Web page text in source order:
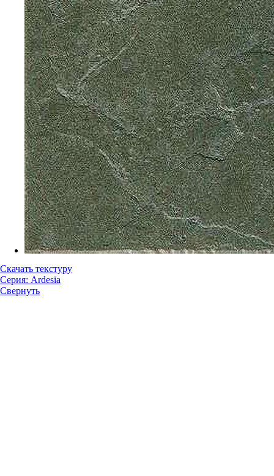
Скачать текстуру
Серия: Ardesia
Свернуть